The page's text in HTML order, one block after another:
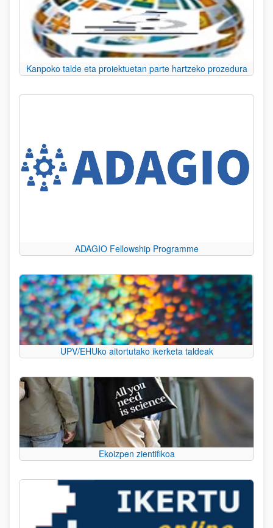
Kanpoko talde eta proiektuetan parte hartzeko prozedura
ADAGIO Fellowship Programme
UPV/EHUko aitortutako ikerketa taldeak
Ekoizpen zientifikoa